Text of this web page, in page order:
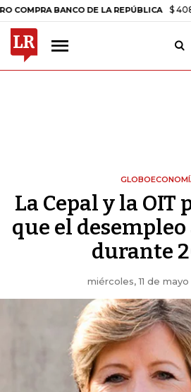
BANCO DE LA REPÚBLICA $ 408.498,97
La Cepal y la OIT
que el
durante
miércoles, 11 de